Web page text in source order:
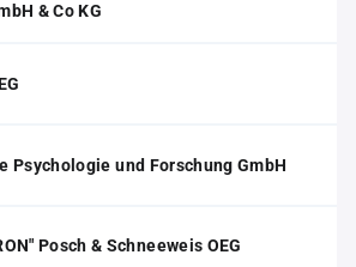
& Co KG
Psychologie und Forschung GmbH
Posch & Schneeweis OEG